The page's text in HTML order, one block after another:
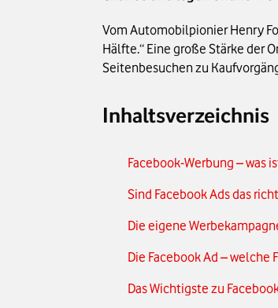
Vom Automobilpionier Henry
Hälfte.“ Eine große Stärke der
Seitenbesuchen zu
Inhaltsverzeichnis
Facebook-Werbung – was
Sind Facebook Ads das
Die eigene
Die Facebook Ad – welche
Das Wichtigste zu